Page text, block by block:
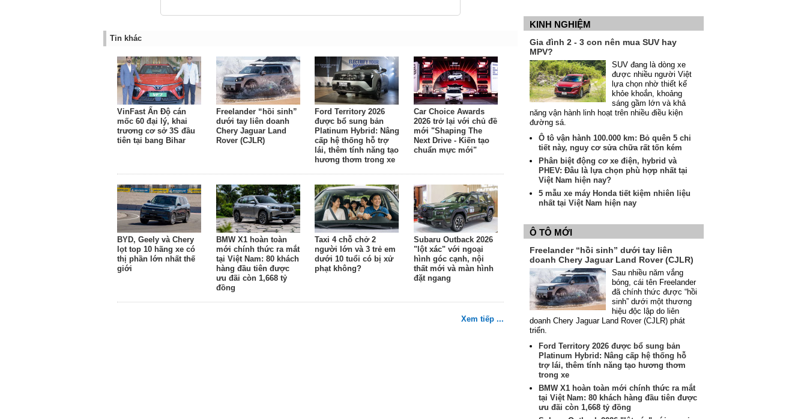
Tin khác
VinFast Ấn Độ cán
mốc 60 đại lý, khai
trương cơ sở 3S đầu
tiên tại bang Bihar
Freelander “hồi sinh”
dưới tay liên doanh
Chery Jaguar Land
Rover (CJLR)
Ford Territory 2026
được bổ sung bản
Platinum Hybrid: Nâng
cấp hệ thống hỗ trợ
lái, thêm tính năng tạo
hương thơm trong xe
Car Choice Awards
2026 trở lại với chủ đề
mới "Shaping The
Next Drive - Kiến tạo
chuẩn mực mới"
BYD, Geely và Chery
lọt top 10 hãng xe có
thị phần lớn nhất thế
giới
BMW X1 hoàn toàn
mới chính thức ra mắt
tại Việt Nam: 80 khách
hàng đầu tiên được
ưu đãi còn 1,668 tỷ
đồng
Taxi 4 chỗ chở 2
người lớn và 3 trẻ em
dưới 10 tuổi có bị xử
phạt không?
Subaru Outback 2026
"lột xác" với ngoại
hình góc cạnh, nội
thất mới và màn hình
đặt ngang
Xem tiếp ...
KINH NGHIỆM
Gia đình 2 - 3 con nên mua SUV hay
MPV?
SUV đang là dòng xe
được nhiều người Việt
lựa chọn nhờ thiết kế
khỏe khoắn, khoảng
sáng gầm lớn và khả
năng vận hành linh hoạt trên nhiều điều kiện
đường sá.
Ô tô vận hành 100.000 km: Bỏ quên 5 chi
tiết này, nguy cơ sửa chữa rất tốn kém
Phân biệt động cơ xe điện, hybrid và
PHEV: Đâu là lựa chọn phù hợp nhất tại
Việt Nam hiện nay?
5 mẫu xe máy Honda tiết kiệm nhiên liệu
nhất tại Việt Nam hiện nay
Ô TÔ MỚI
Freelander “hồi sinh” dưới tay liên
doanh Chery Jaguar Land Rover (CJLR)
Sau nhiều năm vắng
bóng, cái tên Freelander
đã chính thức được “hồi
sinh” dưới một thương
hiệu độc lập do liên
doanh Chery Jaguar Land Rover (CJLR) phát
triển.
Ford Territory 2026 được bổ sung bản
Platinum Hybrid: Nâng cấp hệ thống hỗ
trợ lái, thêm tính năng tạo hương thơm
trong xe
BMW X1 hoàn toàn mới chính thức ra mắt
tại Việt Nam: 80 khách hàng đầu tiên được
ưu đãi còn 1,668 tỷ đồng